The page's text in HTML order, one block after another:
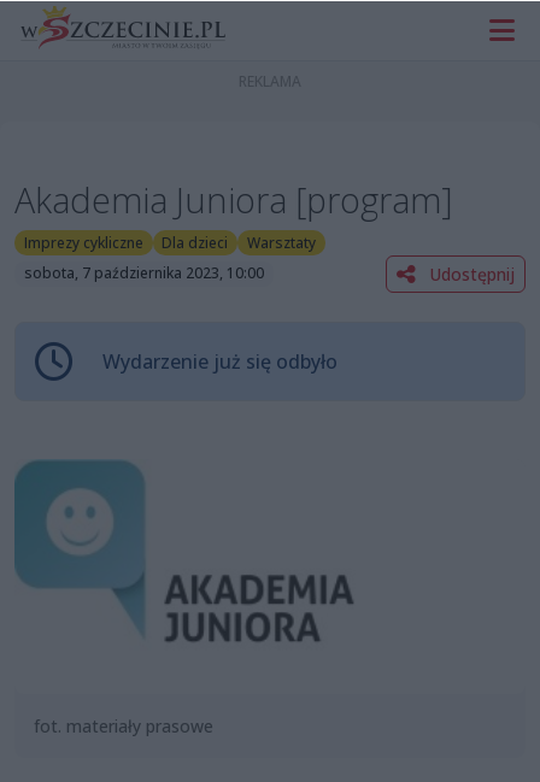
Akademia Juniora [program]
Imprezy cykliczne Dla dzieci
Warsztaty
sobota, 7 października 2023, 10:00
Udostępnij
Wydarzenie już się odbyło
fot. materiały prasowe